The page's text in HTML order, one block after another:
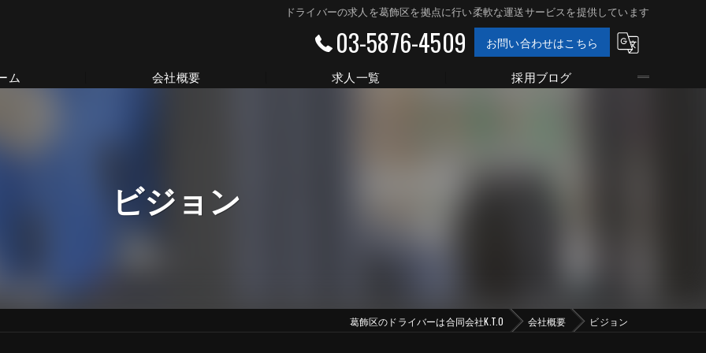
ドライバーの求人を葛飾区を拠点に行い柔軟な運送サービスを提供しています
03-5876-4509 お問い合わせはこちら
ム 会社概要
事業案内
求人一覧 採用ブログ
ビジョン
葛飾区のドライバーは合同会社K.T.O 会社概要 ビジョン